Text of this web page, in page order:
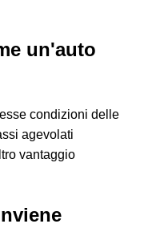
un'auto
condizioni delle
agevolati
vantaggio